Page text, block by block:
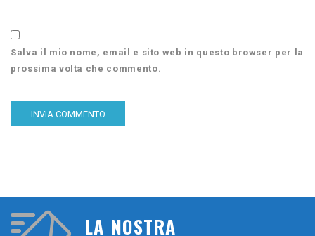
Salva il mio nome, email e sito web in questo browser per la
prossima volta che commento.
LA NOSTRA